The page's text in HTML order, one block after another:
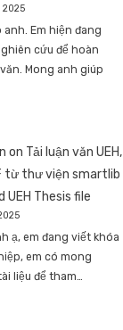
2025
anh. Em hiện đang
cứu để hoàn
Mong anh giúp
on Tải luận văn UEH,
từ thư viện smartlib
UEH Thesis file
ạ, em đang viết khóa
em có mong
liệu để tham…